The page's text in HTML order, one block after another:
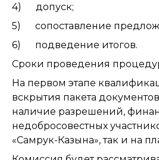
4) допуск;
5) сопоставление
6) подведение итогов.
Сроки проведения
На первом этапе
вскрытия пакета
наличие разрешений,
недобросовестных
«Самрук-Казына», так и на